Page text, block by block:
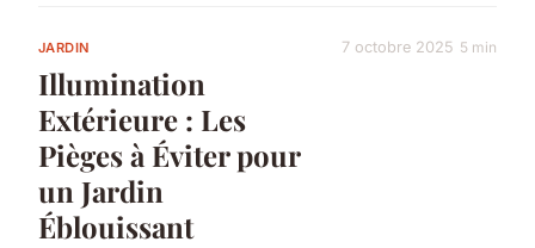
JARDIN
Illumination
Extérieure : Les
Pièges à Éviter pour
un Jardin
Éblouissant
7 octobre 2025 5 min